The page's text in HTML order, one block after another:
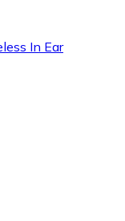
In Ear